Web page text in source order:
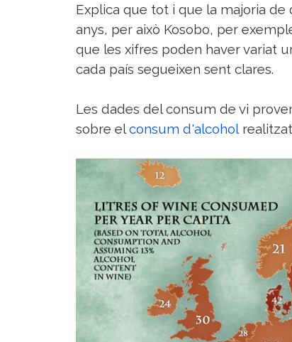
Explica que tot i que la majoria de
anys, per això Kosobo, per
que les xifres poden haver variat
cada país segueixen sent clares.
Les dades del consum de vi
sobre elconsum d'alcohol